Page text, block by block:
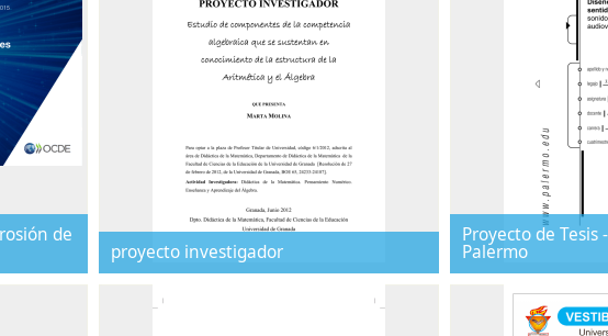
de
proyecto investigador
Proyecto de Tesis
Palermo